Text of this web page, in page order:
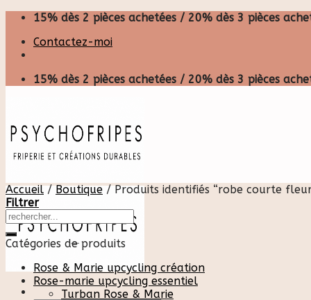
Skip
content
15% dès 2 pièces achetées / 20% dès 3 pièces
Contactez-moi
15% dès 2 pièces achetées / 20% dès 3 pièces
Accueil / Boutique /Produits identifiés “robe courte
Filtrer
Catégories de produits
Rose & Marie upcycling création
Rose-marie upcycling essentiel
Turban Rose & Marie